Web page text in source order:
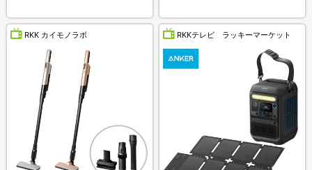
RKK カイモノラボ RKKテレビ ラッキーマーケット